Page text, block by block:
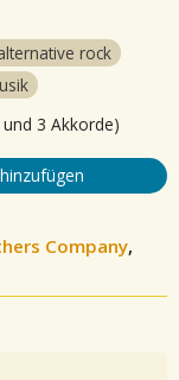
rock
3 Akkorde)
Company,